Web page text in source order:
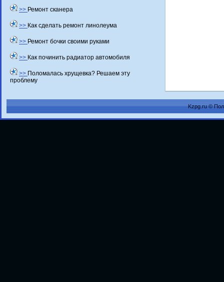
>> Ремонт сканера
>> Как сделать ремонт линолеума
>> Ремонт бочки своими руками
>> Как починить радиатор автомобиля
>> Поломалась хрущевка? Решаем эту
проблему
Kzpg.ru ©